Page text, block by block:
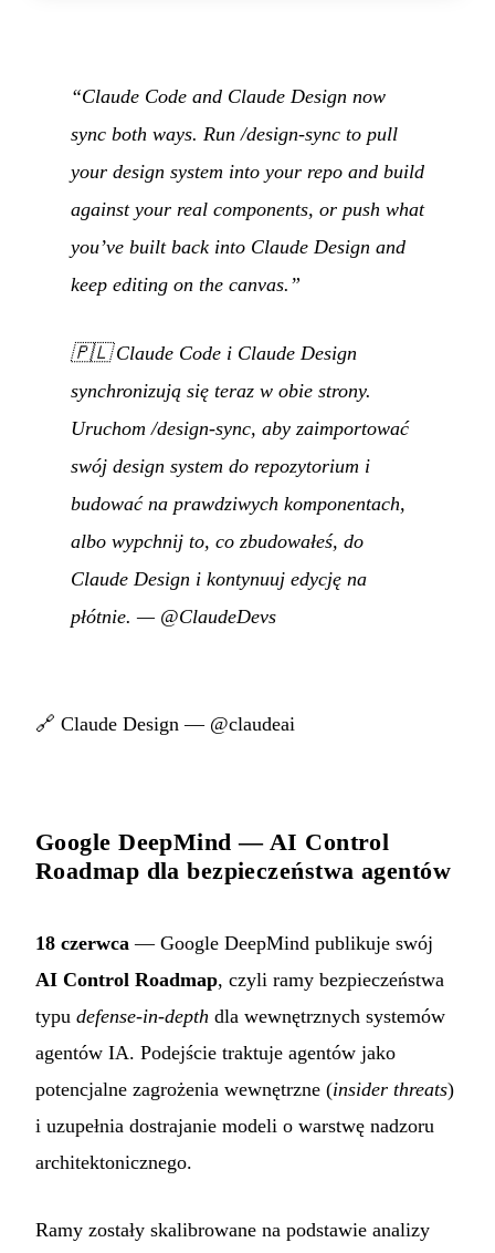
“Claude Code and Claude Design now
sync both ways. Run /design-sync to pull
your design system into your repo and build
against your real components, or push what
you’ve built back into Claude Design and
keep editing on the canvas.”
🇵🇱Claude Code i Claude Design
synchronizują się teraz w obie strony.
Uruchom /design-sync, aby zaimportować
swój design system do repozytorium i
budować na prawdziwych komponentach,
albo wypchnij to, co zbudowałeś, do
Claude Design i kontynuuj edycję na
płótnie. — @ClaudeDevs
🔗 Claude Design — @claudeai
Google DeepMind — AI Control
Roadmap dla bezpieczeństwa agentów
18 czerwca — Google DeepMind publikuje swój
AI Control Roadmap, czyli ramy bezpieczeństwa
typu defense-in-depth dla wewnętrznych systemów
agentów IA. Podejście traktuje agentów jako
potencjalne zagrożenia wewnętrzne (insider threats)
i uzupełnia dostrajanie modeli o warstwę nadzoru
architektonicznego.
Ramy zostały skalibrowane na podstawie analizy